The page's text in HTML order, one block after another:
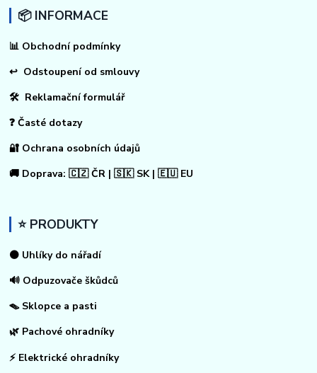
📦 INFORMACE
📊 Obchodní podmínky
↩ Odstoupení od smlouvy
🛠 Reklamační formulář
❓ Časté dotazy
🔐 Ochrana osobních údajů
🚚 Doprava: 🇨🇿 ČR | 🇸🇰 SK | 🇪🇺 EU
⭐ PRODUKTY
⚫ Uhlíky do nářadí
🔊 Odpuzovače škůdců
🪤 Sklopce a pasti
🌿 Pachové ohradníky
⚡ Elektrické ohradníky